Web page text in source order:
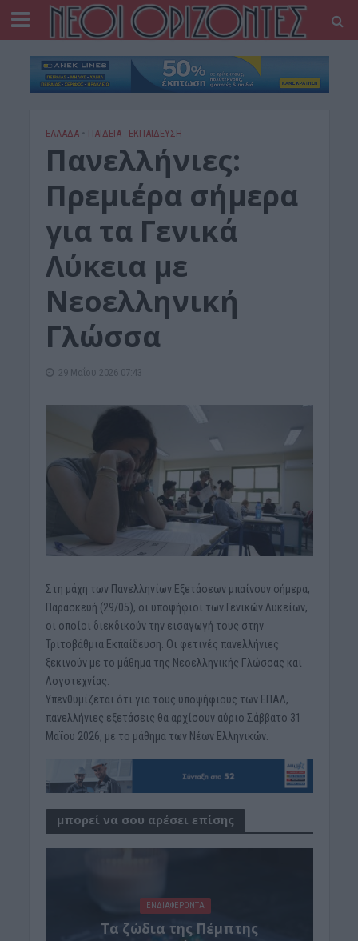
ΕΛΛΑΔΑ • ΠΑΙΔΕΙΑ - ΕΚΠΑΙΔΕΥΣΗ
Πανελλήνιες:
Πρεμιέρα σήμερα
για τα Γενικά
Λύκεια με
Νεοελληνική
Γλώσσα
29 Μαΐου 2026 07:43
Στη μάχη των Πανελληνίων Εξετάσεων μπαίνουν σήμερα,
Παρασκευή (29/05), οι υποψήφιοι των Γενικών Λυκείων,
οι οποίοι διεκδικούν την εισαγωγή τους στην
Τριτοβάθμια Εκπαίδευση. Οι φετινές πανελλήνιες
ξεκινούν με το μάθημα της Νεοελληνικής Γλώσσας και
Λογοτεχνίας.
Υπενθυμίζεται ότι για τους υποψήφιους των ΕΠΑΛ,
πανελλήνιες εξετάσεις θα αρχίσουν αύριο Σάββατο 31
Μαΐου 2026, με το μάθημα των Νέων Ελληνικών.
μπορεί να σου αρέσει επίσης
ΕΝΔΙΑΦΕΡΟΝΤΑ
Tα ζώδια της Πέμπτης